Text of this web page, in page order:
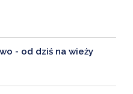
- od dziś na wieży